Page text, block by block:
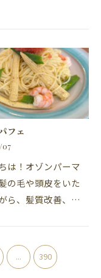
リアの柴田で
の毛の乾燥してパ
フェ
07
は！オゾンパーマ
の毛や頭皮をいた
ら、髪質改善、髪
容院、美容室・カ
滑店の松下です。
... 390